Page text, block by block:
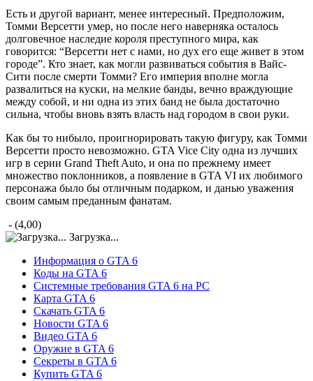
Есть и другой вариант, менее интересный. Предположим,
Томми Версетти умер, но после него наверняка осталось
долговечное наследие короля преступного мира, как
говорится: “Версетти нет с нами, но дух его еще живет в этом
городе”. Кто знает, как могли развиваться события в Вайс-
Сити после смерти Томми? Его империя вполне могла
развалиться на куски, на мелкие банды, вечно враждующие
между собой, и ни одна из этих банд не была достаточно
сильна, чтобы вновь взять власть над городом в свои руки.
Как бы то нибыло, проигнорировать такую фигуру, как Томми
Версетти просто невозможно. GTA Vice City одна из лучших
игр в серии Grand Theft Auto, и она по прежнему имеет
множество поклонников, а появление в GTA VI их любимого
персонажа было бы отличным подарком, и данью уважения
своим самым преданным фанатам.
- (4,00)
Загрузка...
Информация о GTA 6
Коды на GTA 6
Системные требования GTA 6 на PC
Карта GTA 6
Скачать GTA 6
Новости GTA 6
Видео GTA 6
Оружие в GTA 6
Секреты в GTA 6
Купить GTA 6